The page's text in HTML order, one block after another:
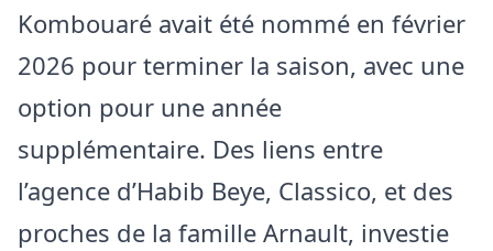
Kombouaré avait été nommé en février
2026 pour terminer la saison, avec une
option pour une année
supplémentaire. Des liens entre
l’agence d’Habib Beye, Classico, et des
proches de la famille Arnault, investie